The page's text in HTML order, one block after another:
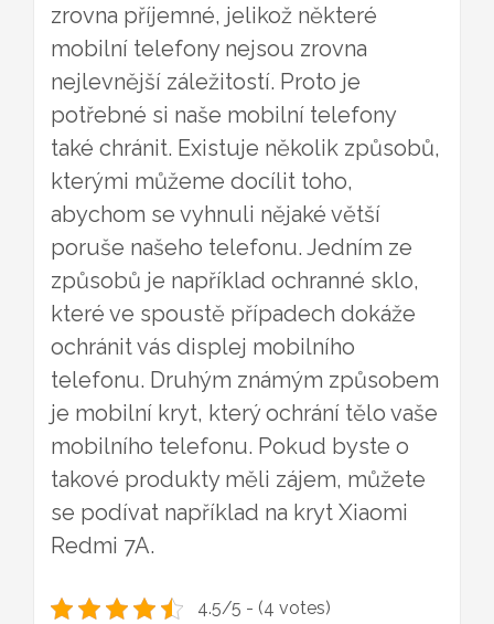
zrovna příjemné, jelikož některé
mobilní telefony nejsou zrovna
nejlevnější záležitostí. Proto je
potřebné si naše mobilní telefony
také chránit. Existuje několik způsobů,
kterými můžeme docílit toho,
abychom se vyhnuli nějaké větší
poruše našeho telefonu. Jedním ze
způsobů je například ochranné sklo,
které ve spoustě případech dokáže
ochránit vás displej mobilního
telefonu. Druhým známým způsobem
je mobilní kryt, který ochrání tělo vaše
mobilního telefonu. Pokud byste o
takové produkty měli zájem, můžete
se podívat například na kryt Xiaomi
Redmi 7A.
4.5/5 - (4 votes)